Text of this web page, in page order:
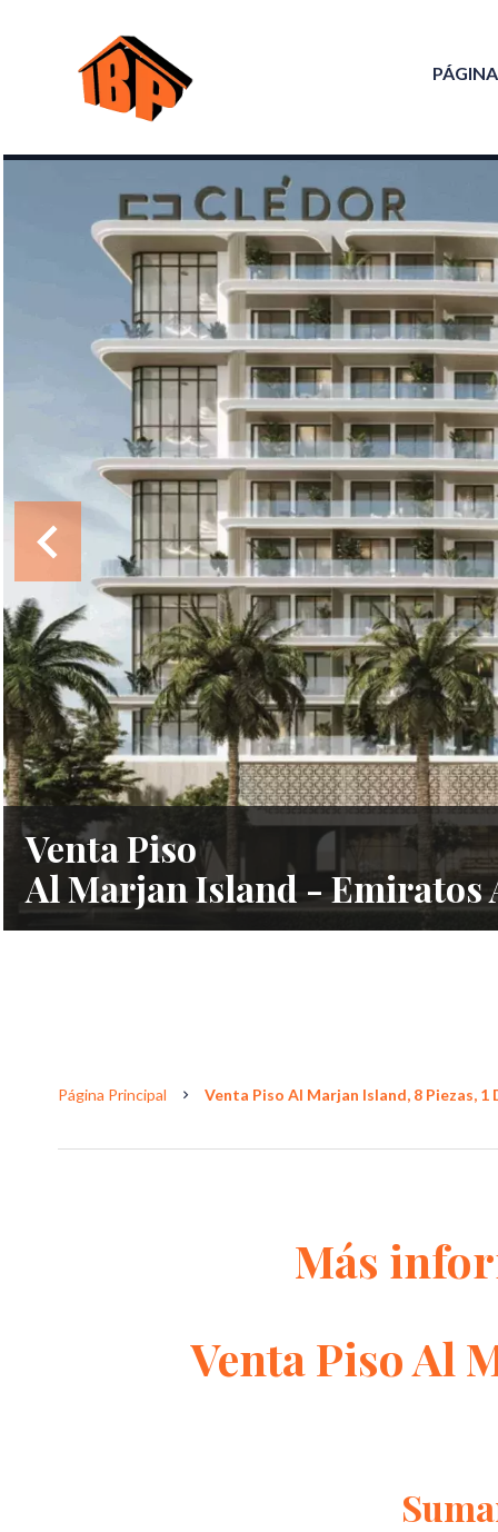
Venta Piso
Al Marjan Island - Emiratos
Página Principal Venta Piso Al Marjan Island, 8 Piezas, 1
Más
Venta Piso Al